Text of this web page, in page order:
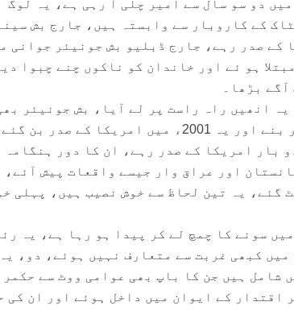
دو سو سال سے امیر چلی آ رہی ہے، یہ لوگ
کے کاروبار سے وابستہ ہیں، جارج بش
1993ء تک امریکا کے صدر رہے، جارج ڈبلیو بش جونیئر جوانی
ہو ئے اور خاندان کو ناکوں چنے چبوا
بڑھا۔
انھیں راہ راست پر لے آیا، بش جونیئر
ازاں سیاست میں آئے، ٹیکساس کے گورنر بنے اور یہ 2001ء میں امریکا کے صدر
2001ء سے 20 جنوری 2009ء تک دو بار امریکا کے صدر رہے، ان کا دور
اور عراق وار جیسے واقعات پیش آئے،
گئے، یہ تین لحاظ سے خوش نصیب ہیں، پہلی
سونے کا چمچ لے کر پیدا ہو رہا ہے، یہ
کبھی غربت سے متعارف نہیں ہوئے، دو، یہ
شامل ہیں جن کا باپ بھی عوامی ووٹ سے
اقتدار کے ایوان میں داخل ہوئے اور ان کی